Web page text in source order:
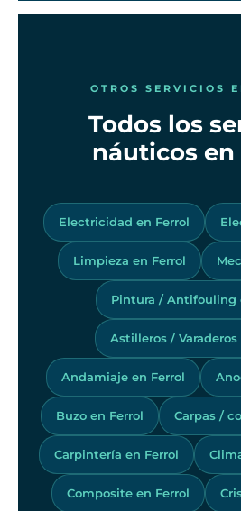
OTROS SERVICIOS
Todos los
náuticos en
Electricidad en Ferrol
Limpieza en Ferrol
Pintura / Antifouling
Astilleros / Varaderos
Andamiaje en Ferrol
Buzo en Ferrol Carpas /
Carpintería en Ferrol
Composite en Ferrol